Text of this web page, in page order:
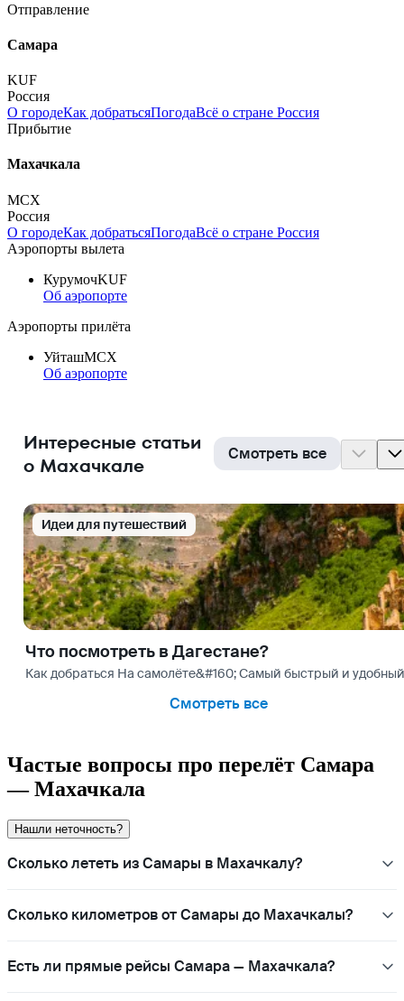
Отправление
Самара
KUF
Россия
О городеКак добратьсяПогодаВсё о стране Россия
Прибытие
Махачкала
MCX
Россия
О городеКак добратьсяПогодаВсё о стране Россия
Аэропорты вылета
КурумочKUF
Об аэропорте
Аэропорты прилёта
УйташMCX
Об аэропорте
Интересные статьи
о Махачкале
Смотреть все
Идеи для путешествий
Что посмотреть в Дагестане?
Как добраться На самолёте&#160; Самый быстрый и
Смотреть все
Частые вопросы про перелёт Самара
— Махачкала
Нашли неточность?
Сколько лететь из Самары в Махачкалу?
Сколько километров от Самары до Махачкалы?
Есть ли прямые рейсы Самара — Махачкала?